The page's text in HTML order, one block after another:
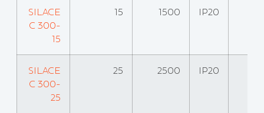
SILACE
C 300-
15
15 1500 IP20
SILACE
C 300-
25
25 2500 IP20